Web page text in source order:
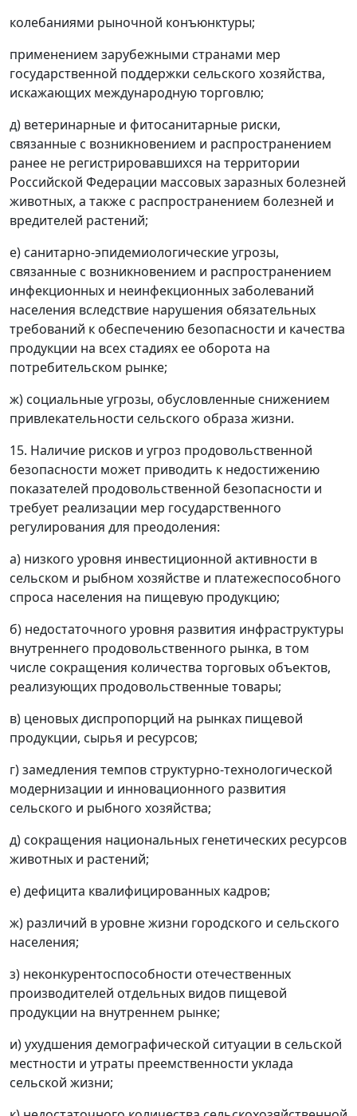
колебаниями рыночной конъюнктуры;
применением зарубежными странами мер
государственной поддержки сельского хозяйства,
искажающих международную торговлю;
д) ветеринарные и фитосанитарные риски,
связанные с возникновением и распространением
ранее не регистрировавшихся на территории
Российской Федерации массовых заразных болезней
животных, а также с распространением болезней и
вредителей растений;
е) санитарно-эпидемиологические угрозы,
связанные с возникновением и распространением
инфекционных и неинфекционных заболеваний
населения вследствие нарушения обязательных
требований к обеспечению безопасности и качества
продукции на всех стадиях ее оборота на
потребительском рынке;
ж) социальные угрозы, обусловленные снижением
привлекательности сельского образа жизни.
15. Наличие рисков и угроз продовольственной
безопасности может приводить к недостижению
показателей продовольственной безопасности и
требует реализации мер государственного
регулирования для преодоления:
а) низкого уровня инвестиционной активности в
сельском и рыбном хозяйстве и платежеспособного
спроса населения на пищевую продукцию;
б) недостаточного уровня развития инфраструктуры
внутреннего продовольственного рынка, в том
числе сокращения количества торговых объектов,
реализующих продовольственные товары;
в) ценовых диспропорций на рынках пищевой
продукции, сырья и ресурсов;
г) замедления темпов структурно-технологической
модернизации и инновационного развития
сельского и рыбного хозяйства;
д) сокращения национальных генетических ресурсов
животных и растений;
е) дефицита квалифицированных кадров;
ж) различий в уровне жизни городского и сельского
населения;
з) неконкурентоспособности отечественных
производителей отдельных видов пищевой
продукции на внутреннем рынке;
и) ухудшения демографической ситуации в сельской
местности и утраты преемственности уклада
сельской жизни;